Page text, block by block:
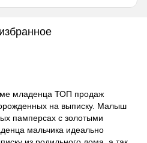
младенца ТОП продаж
на выписку. Малыш
памперсах с золотыми
мальчика идеально